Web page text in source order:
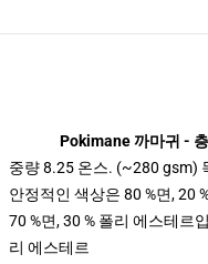
Pokimane 까마귀 -
중량 8.25 온스. (~280 gsm)
안정적인 색상은 80 %면, 20
70 %면, 30 % 폴리 에스테르
리 에스테르